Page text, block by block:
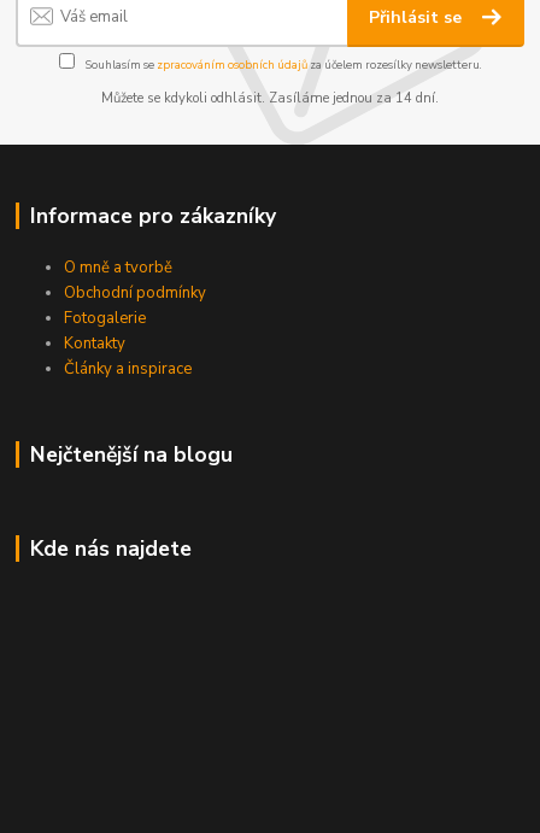
Přihlásit se
Souhlasím se zpracováním osobních údajůza účelem rozesílky newsletteru.
Můžete se kdykoli odhlásit. Zasíláme jednou za 14 dní.
Informace pro zákazníky
O mně a tvorbě
Obchodní podmínky
Fotogalerie
Kontakty
Články a inspirace
Nejčtenější na blogu
Kde nás najdete